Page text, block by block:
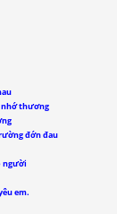
nhớ thương
đớn đau
người
em.